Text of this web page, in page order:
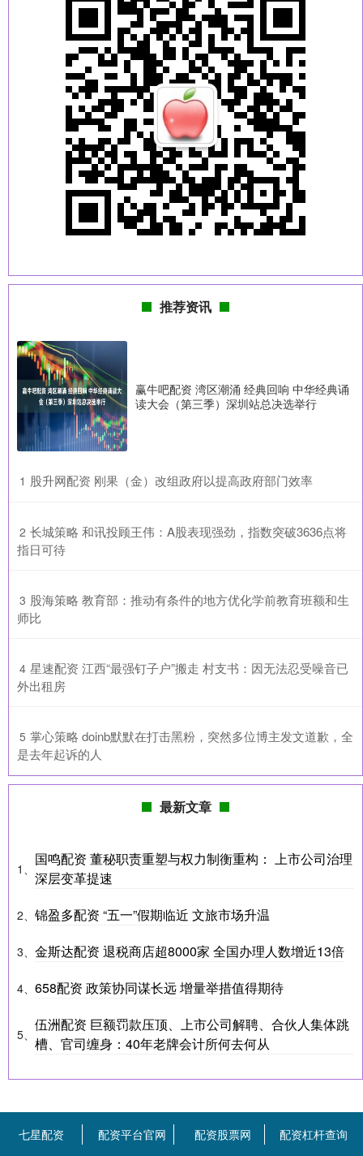
推荐资讯
赢牛吧配资 湾区潮涌 经典回响 中华经典诵
读大会（第三季）深圳站总决选举行
1 ​股升网配资 刚果（金）改组政府以提高政府部门效率
2 ​长城策略 和讯投顾王伟：A股表现强劲，指数突破3636点将
指日可待
3 ​股海策略 教育部：推动有条件的地方优化学前教育班额和生
师比
4 ​星速配资 江西“最强钉子户”搬走 村支书：因无法忍受噪音已
外出租房
5 ​掌心策略 doinb默默在打击黑粉，突然多位博主发文道歉，全
是去年起诉的人
最新文章
1、
国鸣配资 董秘职责重塑与权力制衡重构： 上市公司治理
深层变革提速
2、 锦盈多配资 “五一”假期临近 文旅市场升温
3、 金斯达配资 退税商店超8000家 全国办理人数增近13倍
4、 658配资 政策协同谋长远 增量举措值得期待
5、
伍洲配资 巨额罚款压顶、上市公司解聘、合伙人集体跳
槽、官司缠身：40年老牌会计所何去何从
七星配资 配资平台官网 配资股票网 配资杠杆查询